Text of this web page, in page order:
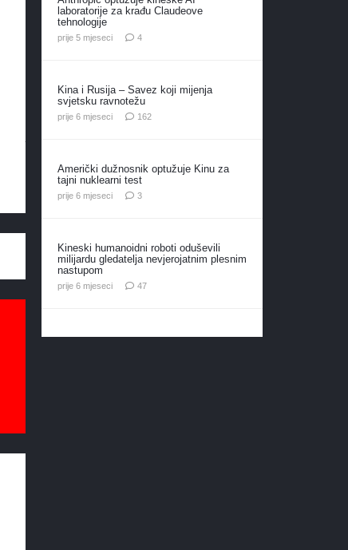
laboratorije za krađu Claudeove
tehnologije
prije 5 mjeseci 4komentara
Kina i Rusija – Savez koji mijenja
svjetsku ravnotežu
prije 6 mjeseci 162komentara
Američki dužnosnik optužuje Kinu za
tajni nuklearni test
prije 6 mjeseci 3komentara
Kineski humanoidni roboti oduševili
milijardu gledatelja nevjerojatnim plesnim
nastupom
prije 6 mjeseci 47komentara